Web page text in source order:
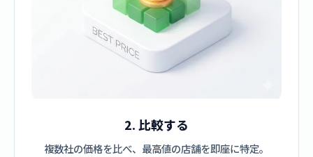
2. 比較する
複数社の価格を比べ、最高値の店舗を即座に特定。